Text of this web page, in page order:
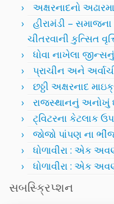
અક્ષરનાદનો
હીરામંડી –
ચીતરવાની કુત્સિત
ધોવા નાખેલા
પ્રાચીન અને
છઠ્ઠી અક્ષરનાદ
રાજસ્થાનનું અનોખું
ટ્વિટરના કેટલાક
જોજો પાંપણ ના
ધોળાવીરા : એક
ધોળાવીરા : એક
સબસ્ક્રિપ્શન